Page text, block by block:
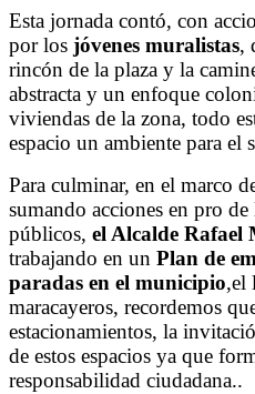
Esta jornada contó, con
por los jóvenes muralistas,
rincón de la plaza y la
abstracta y un enfoque
viviendas de la zona, todo
espacio un ambiente para el
Para culminar, en el marco
sumando acciones en pro
públicos, el Alcalde Rafael
trabajando en un Plan de
paradas en el municipio,el
maracayeros, recordemos
estacionamientos, la
de estos espacios ya que
responsabilidad ciudadana..